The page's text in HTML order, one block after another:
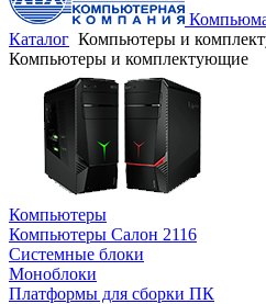
Каталог Компьютеры и
Компьютеры и комплектующие
Компьютеры
Компьютеры Салон 2116
Системные блоки
Моноблоки
Платформы для сборки ПК